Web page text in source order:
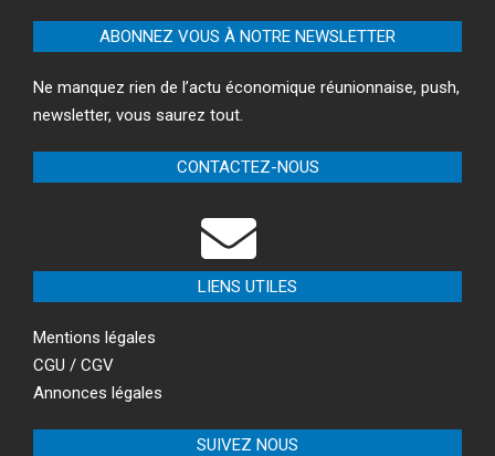
ABONNEZ VOUS À NOTRE NEWSLETTER
Ne manquez rien de l’actu économique réunionnaise, push,
newsletter, vous saurez tout.
CONTACTEZ-NOUS
LIENS UTILES
Mentions légales
CGU / CGV
Annonces légales
SUIVEZ NOUS